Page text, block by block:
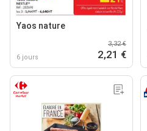
Yaos nature
6 jours
3,32 €
2,21 €